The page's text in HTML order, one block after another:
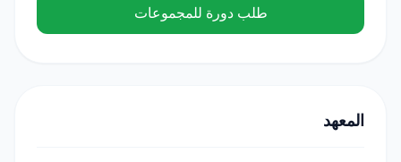
طلب دورة للمجموعات
المعهد